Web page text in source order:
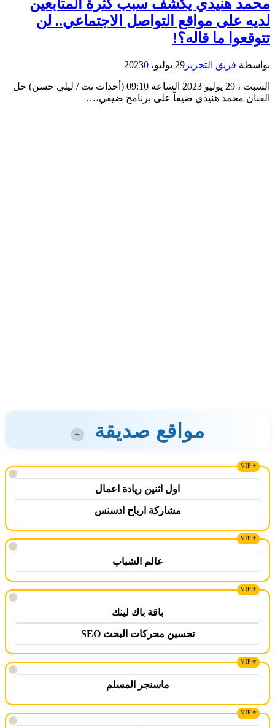
محمد هنيدي يكشف سبب كثرة المتابعين
لديه على مواقع التواصل الاجتماعي.. لن
تتوقعوا ما قاله؟!
بواسطة فريق التحرير 29 يوليو، 2023 0
السبت ، 29 يوليو 2023 الساعة 09:10 (أحداث نت / ليلى حسن) حل
الفنان محمد هنيدي ضيفاً على برنامج ضيفي،…
مواقع صديقة +
!
اول اثنين ريادة اعمال
مشاركة ارباح ادسنس
!
عالم الشباب
!
باقة باك لينك
تحسين محركات البحث SEO
!
ماسنجر المسلم
!